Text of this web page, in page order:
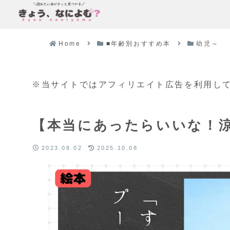
Home ■年齢別おすすめ本 幼児～
※当サイトではアフィリエイト広告を利用し
【本当にあったらいいな
2023.08.02 2025.10.08